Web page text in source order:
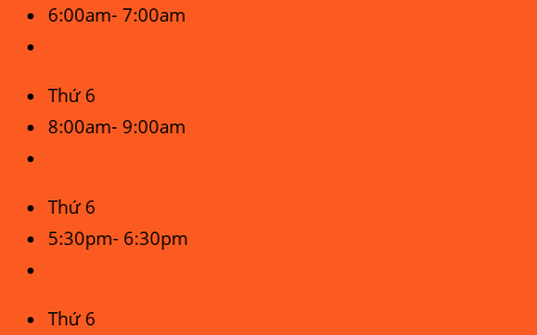
6:00am- 7:00am
Thứ 6
8:00am- 9:00am
Thứ 6
5:30pm- 6:30pm
Thứ 6